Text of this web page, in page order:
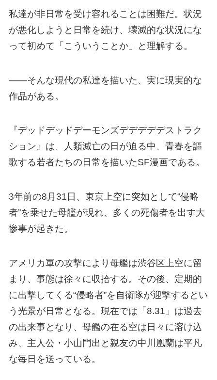
私達が非日常を受け容れることは困難だ。状況
が悪化しようと日常を続け、壊滅的な状況にな
って初めて「こういうことか」と理解する。
――そんな現代の私達を描いた、実に現実的な
作品がある。
『デッドデッドデーモンズデデデデデストラク
ション』は、人類滅亡の日が迫る中、青春を謳
歌する若者たちの日常を描いたSF漫画である。
3年前の8月31日、東京上空に突如として“侵略
者”を乗せた母艦が現れ、多くの死傷者を出す大
惨事が起きた。
アメリカ軍の攻撃により母艦は渋谷区上空に留
まり、事態は徐々に収拾する。その後、定期的
に出撃してくる“侵略者”を自衛隊が迎撃するとい
う光景が日常となる。現在では「8.31」は過去
の出来事となり、母艦の在る空は日々に溶け込
み、主人公・小山門出と親友の中川凰蘭は平凡
な毎日を送っている。